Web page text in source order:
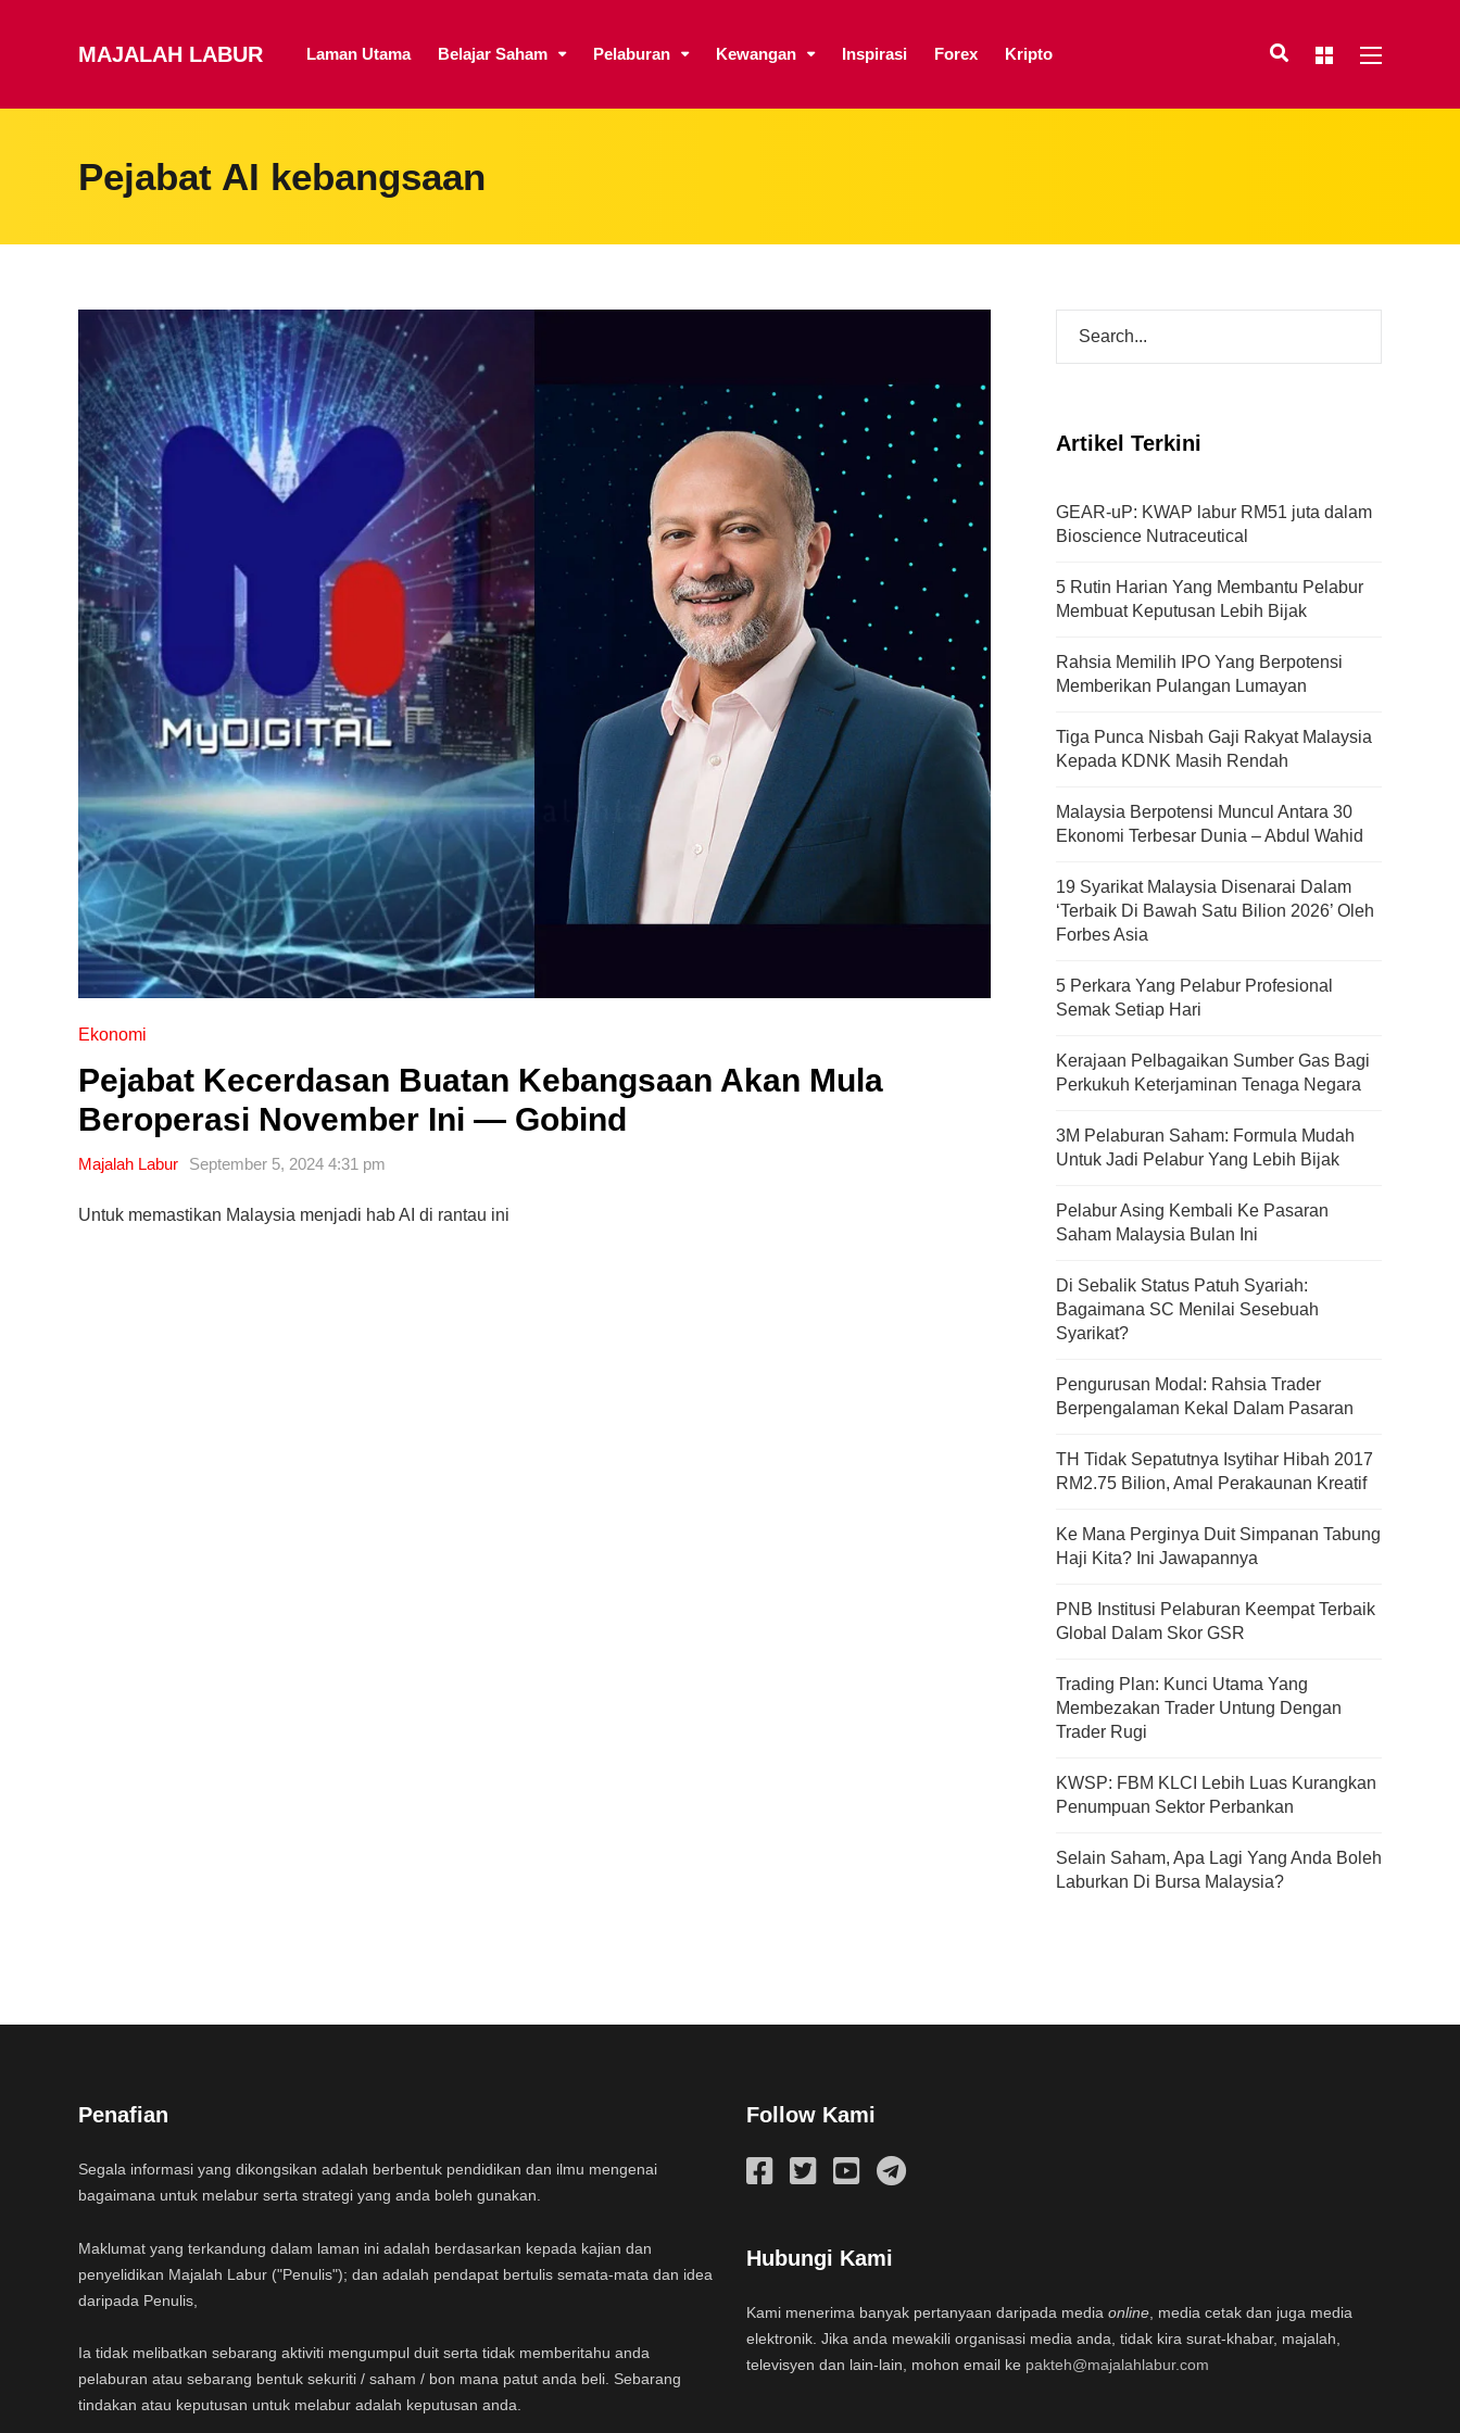
MAJALAH LABUR Laman Utama Belajar Saham Pelaburan Kewangan Inspirasi Forex Kripto
Pejabat AI kebangsaan
Ekonomi
Pejabat Kecerdasan Buatan Kebangsaan Akan Mula
Beroperasi November Ini — Gobind
Majalah Labur September 5, 2024 4:31 pm
Untuk memastikan Malaysia menjadi hab AI di rantau ini
Artikel Terkini
GEAR-uP: KWAP labur RM51 juta dalam
Bioscience Nutraceutical
5 Rutin Harian Yang Membantu Pelabur
Membuat Keputusan Lebih Bijak
Rahsia Memilih IPO Yang Berpotensi
Memberikan Pulangan Lumayan
Tiga Punca Nisbah Gaji Rakyat Malaysia
Kepada KDNK Masih Rendah
Malaysia Berpotensi Muncul Antara 30
Ekonomi Terbesar Dunia – Abdul Wahid
19 Syarikat Malaysia Disenarai Dalam
‘Terbaik Di Bawah Satu Bilion 2026’ Oleh
Forbes Asia
5 Perkara Yang Pelabur Profesional
Semak Setiap Hari
Kerajaan Pelbagaikan Sumber Gas Bagi
Perkukuh Keterjaminan Tenaga Negara
3M Pelaburan Saham: Formula Mudah
Untuk Jadi Pelabur Yang Lebih Bijak
Pelabur Asing Kembali Ke Pasaran
Saham Malaysia Bulan Ini
Di Sebalik Status Patuh Syariah:
Bagaimana SC Menilai Sesebuah
Syarikat?
Pengurusan Modal: Rahsia Trader
Berpengalaman Kekal Dalam Pasaran
TH Tidak Sepatutnya Isytihar Hibah 2017
RM2.75 Bilion, Amal Perakaunan Kreatif
Ke Mana Perginya Duit Simpanan Tabung
Haji Kita? Ini Jawapannya
PNB Institusi Pelaburan Keempat Terbaik
Global Dalam Skor GSR
Trading Plan: Kunci Utama Yang
Membezakan Trader Untung Dengan
Trader Rugi
KWSP: FBM KLCI Lebih Luas Kurangkan
Penumpuan Sektor Perbankan
Selain Saham, Apa Lagi Yang Anda Boleh
Laburkan Di Bursa Malaysia?
Penafian
Segala informasi yang dikongsikan adalah berbentuk pendidikan dan ilmu mengenai
bagaimana untuk melabur serta strategi yang anda boleh gunakan.
Maklumat yang terkandung dalam laman ini adalah berdasarkan kepada kajian dan
penyelidikan Majalah Labur ("Penulis"); dan adalah pendapat bertulis semata-mata dan idea
daripada Penulis,
Ia tidak melibatkan sebarang aktiviti mengumpul duit serta tidak memberitahu anda
pelaburan atau sebarang bentuk sekuriti / saham / bon mana patut anda beli. Sebarang
tindakan atau keputusan untuk melabur adalah keputusan anda.
Follow Kami
Hubungi Kami
Kami menerima banyak pertanyaan daripada media online , media cetak dan juga media
elektronik. Jika anda mewakili organisasi media anda, tidak kira surat-khabar, majalah,
televisyen dan lain-lain, mohon email ke pakteh@majalahlabur.com
Kenali Franchisee Disebalik
Family Mart
Apa Itu Fundamental Analysis
Yang Selalu Sifu Saham Sebut